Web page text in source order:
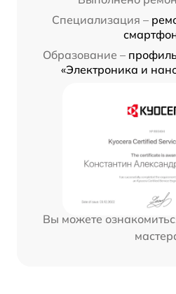
Специализация –
Образование –
«Электроника и
Вы можете